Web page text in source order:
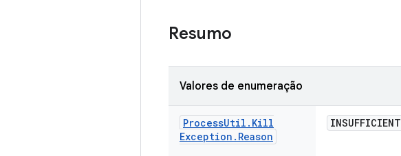
Resumo
Valores de enumeração
ProcessUtil . Kill
Exception . Reason
INSUFFICIENT